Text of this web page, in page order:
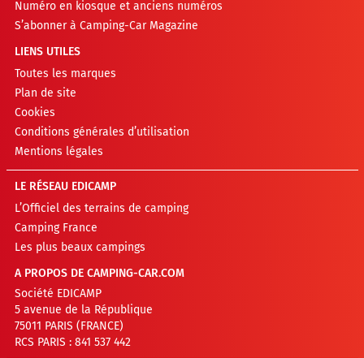
Numéro en kiosque et anciens numéros
S’abonner à Camping-Car Magazine
LIENS UTILES
Toutes les marques
Plan de site
Cookies
Conditions générales d’utilisation
Mentions légales
LE RÉSEAU EDICAMP
L’Officiel des terrains de camping
Camping France
Les plus beaux campings
A PROPOS DE CAMPING-CAR.COM
Société EDICAMP
5 avenue de la République
75011 PARIS (FRANCE)
RCS PARIS : 841 537 442